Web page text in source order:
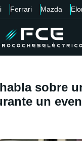
Ferrari Mazda
sobre
un